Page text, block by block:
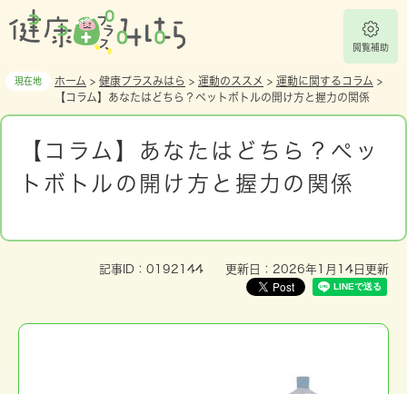
ー
先
で
ニ
を
ば
閲覧補助
現在地 ホーム > 健康プラスみはら > 運動のススメ > 運動に関するコラム >
【コラム】あなたはどちら？ペットボトルの開け方と握力の関係
【コラム】あなたはどちら？ペッ
トボトルの開け方と握力の関係
記事ID：0192144 更新日：2026年1月14日更新